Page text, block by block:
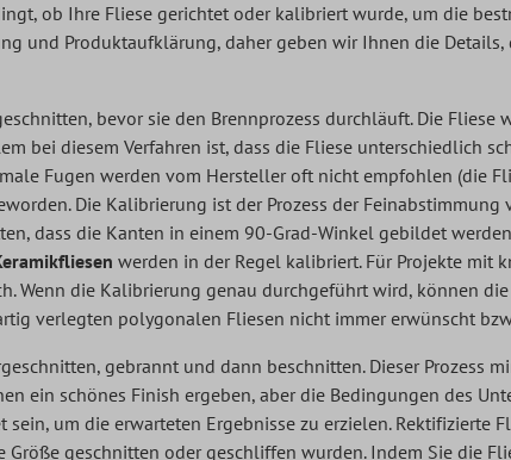
ob Ihre Fliese gerichtet oder kalibriert wurde, um die
und Produktaufklärung, daher geben wir Ihnen die
bevor sie den Brennprozess durchläuft. Die
bei diesem Verfahren ist, dass die Fliese unterschiedlich
Fugen werden vom Hersteller oft nicht empfohlen (die
Die Kalibrierung ist der Prozess der
dass die Kanten in einem 90-Grad-Winkel gebildet
werden in der Regel kalibriert. Für Projekte mit
Wenn die Kalibrierung genau durchgeführt wird, können
verlegten polygonalen Fliesen nicht immer erwünscht
gebrannt und dann beschnitten. Dieser Prozess
ein schönes Finish ergeben, aber die Bedingungen des
sein, um die erwarteten Ergebnisse zu erzielen. Rektifizierte
geschnitten oder geschliffen wurden. Indem Sie die